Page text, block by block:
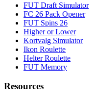
FUT Draft Simulator
FC 26 Pack Opener
FUT Spins 26
Higher or Lower
Kortvalg Simulator
Ikon Roulette
Helter Roulette
FUT Memory
Resources